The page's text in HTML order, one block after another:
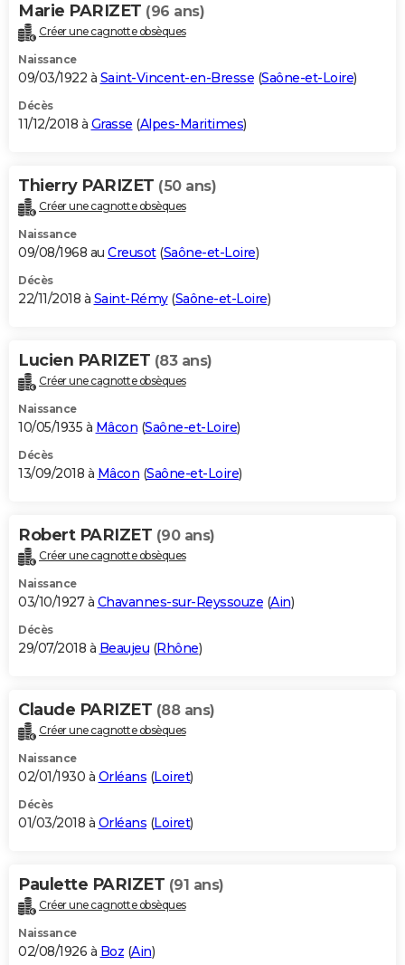
Marie PARIZET (96 ans)
Créer une cagnotte obsèques
Naissance
09/03/1922 à Saint-Vincent-en-Bresse (Saône-et-Loire)
Décès
11/12/2018 à Grasse (Alpes-Maritimes)
Thierry PARIZET (50 ans)
Créer une cagnotte obsèques
Naissance
09/08/1968 au Creusot(Saône-et-Loire)
Décès
22/11/2018 à Saint-Rémy(Saône-et-Loire)
Lucien PARIZET (83 ans)
Créer une cagnotte obsèques
Naissance
10/05/1935 à Mâcon (Saône-et-Loire)
Décès
13/09/2018 à Mâcon (Saône-et-Loire)
Robert PARIZET (90 ans)
Créer une cagnotte obsèques
Naissance
03/10/1927 à Chavannes-sur-Reyssouze (Ain)
Décès
29/07/2018 à Beaujeu (Rhône)
Claude PARIZET (88 ans)
Créer une cagnotte obsèques
Naissance
02/01/1930 à Orléans (Loiret)
Décès
01/03/2018 à Orléans (Loiret)
Paulette PARIZET (91 ans)
Créer une cagnotte obsèques
Naissance
02/08/1926 à Boz (Ain)